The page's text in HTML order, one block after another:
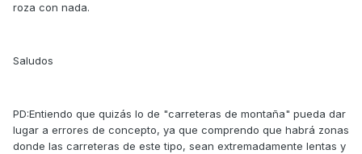
roza con nada.
Saludos
PD:Entiendo que quizás lo de "carreteras de montaña" pueda dar
lugar a errores de concepto, ya que comprendo que habrá zonas
donde las carreteras de este tipo, sean extremadamente lentas y